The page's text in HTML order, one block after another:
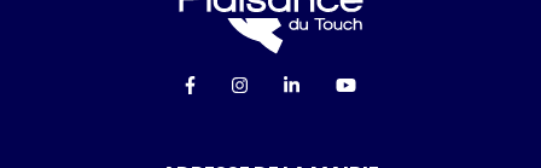
Lien vers le compte Facebook
Lien vers le compte Instagram
Lien vers le compte
Lien vers la chaîne